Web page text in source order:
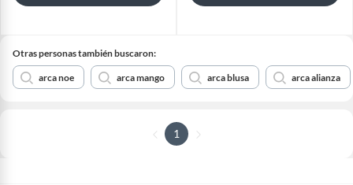
Otras personas también buscaron:
arca noe arca mango arca blusa arca alianza
1